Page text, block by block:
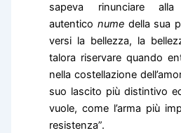
sapeva rinunciare
autentico numedella sua
versi la bellezza, la
talora riservare quando
nella costellazione
suo lascito più distintivo
vuole, come l’arma più
resistenza”.